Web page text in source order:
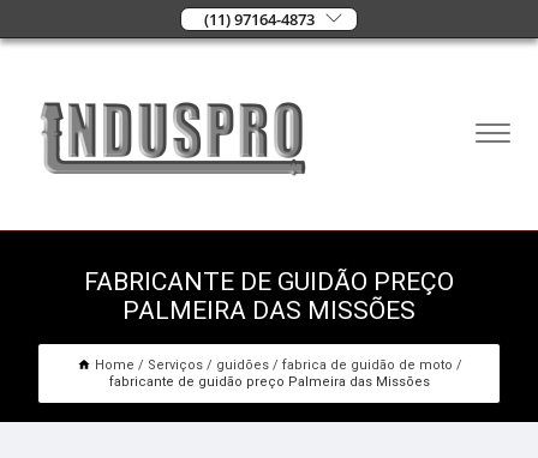
(11) 97164-4873
FABRICANTE DE GUIDÃO PREÇO
PALMEIRA DAS MISSÕES
Home Serviços guidões
fabrica de guidão de moto
fabricante de guidão preço Palmeira das Missões